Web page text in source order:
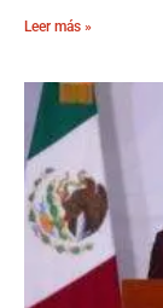
Leer más »